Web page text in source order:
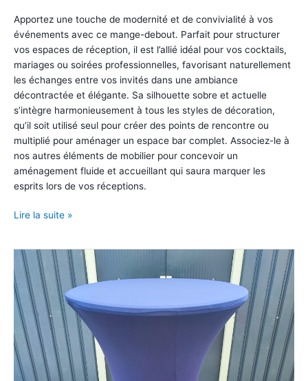
Apportez une touche de modernité et de convivialité à vos
événements avec ce mange-debout. Parfait pour structurer
vos espaces de réception, il est l’allié idéal pour vos cocktails,
mariages ou soirées professionnelles, favorisant naturellement
les échanges entre vos invités dans une ambiance
décontractée et élégante. Sa silhouette sobre et actuelle
s’intègre harmonieusement à tous les styles de décoration,
qu’il soit utilisé seul pour créer des points de rencontre ou
multiplié pour aménager un espace bar complet. Associez-le à
nos autres éléments de mobilier pour concevoir un
aménagement fluide et accueillant qui saura marquer les
esprits lors de vos réceptions.
Mange-
housse
Lire la suite »